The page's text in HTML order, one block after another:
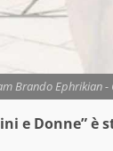
Brando Ephrikian
e Donne” è